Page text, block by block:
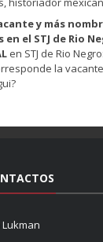
y más
el STJ de Rio
en STJ de Rio
la